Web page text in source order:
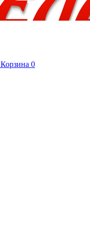
Корзина 0